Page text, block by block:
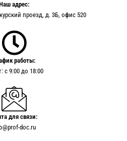
адрес:
проезд, д. 3Б, офис 520
работы:
с 9:00 до 18:00
для связи:
doc.ru